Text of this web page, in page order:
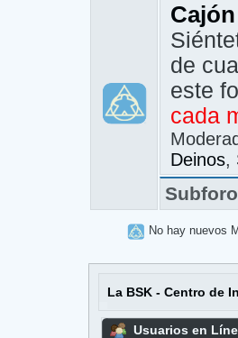
de
este
cada
Deinos,
No hay nuevos
La BSK - Centro de
Usuarios en